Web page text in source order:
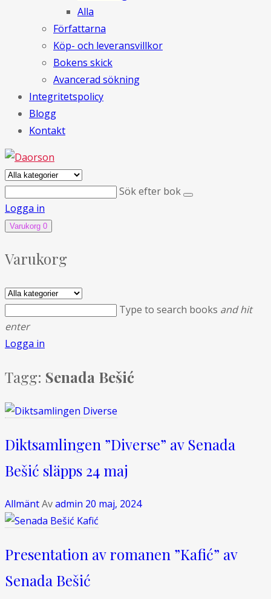
Alla
Författarna
Köp- och leveransvillkor
Bokens skick
Avancerad sökning
Integritetspolicy
Blogg
Kontakt
Sök efter bok
Logga in
Varukorg 0
Varukorg
Type to search books and hit
enter
Logga in
Tagg: Senada Bešić
Diktsamlingen ”Diverse” av Senada
Bešić släpps 24 maj
AllmäntAvadmin 20 maj, 2024
Presentation av romanen ”Kafić” av
Senada Bešić